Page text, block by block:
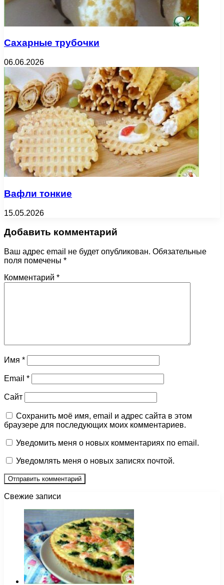
Сахарные трубочки
06.06.2026
Вафли тонкие
15.05.2026
Добавить комментарий
Ваш адрес email не будет опубликован. Обязательные
поля помечены *
Комментарий *
Имя *
Email *
Сайт
Сохранить моё имя, email и адрес сайта в этом
браузере для последующих моих комментариев.
Уведомить меня о новых комментариях по email.
Уведомлять меня о новых записях почтой.
Свежие записи